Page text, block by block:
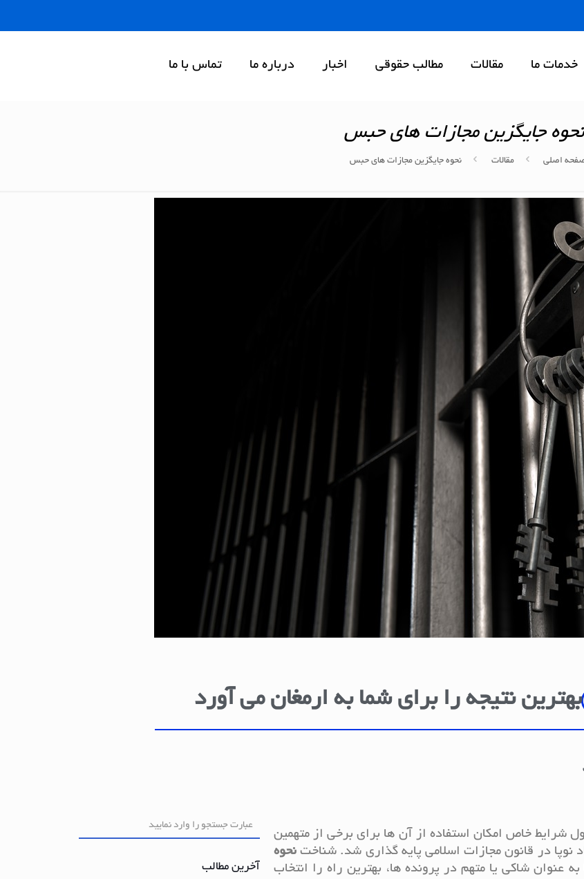
خدمات ما مقالات مطالب حقوقی اخبار درباره ما تماس با ما
نحوه جایگزین مجازات های حبس
اصلی مقالات نحوه جایگزین مجازات های حبس
بهترین نتیجه را برای شما به ارمغان می آورد
شرایط خاص امکان استفاده از آن ها برای برخی از متهمین
نحوه
عنوان شاکی یا متهم در پرونده ها، بهترین راه را انتخاب
آخرین مطالب